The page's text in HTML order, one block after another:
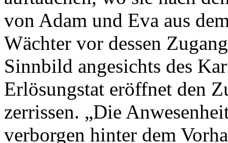
von Adam und Eva aus
Wächter vor dessen
Sinnbild angesichts des
Erlösungstat eröffnet den
zerrissen. „Die
verborgen hinter dem